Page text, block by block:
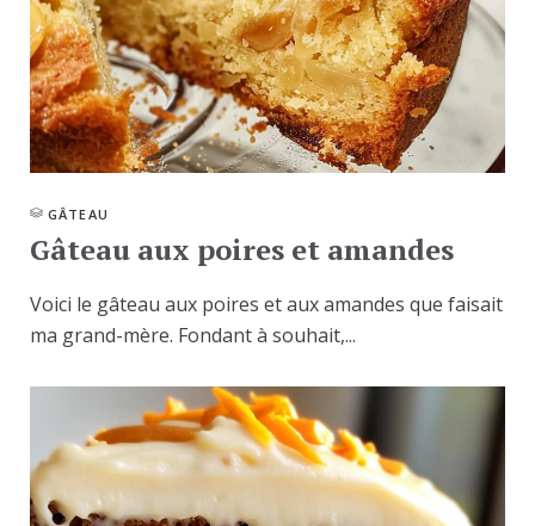
GÂTEAU
Gâteau aux poires et amandes
Voici le gâteau aux poires et aux amandes que faisait
ma grand-mère. Fondant à souhait,...